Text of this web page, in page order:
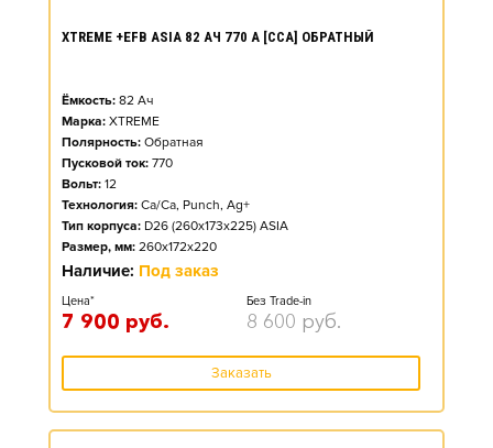
XTREME +EFB ASIA 82 АЧ 770 А [CCA] ОБРАТНЫЙ
Ёмкость: 82 Ач
Марка: XTREME
Полярность: Обратная
Пусковой ток: 770
Вольт: 12
Технология: Ca/Ca, Punch, Ag+
Тип корпуса: D26 (260x173x225) ASIA
Размер, мм: 260x172x220
Наличие: Под заказ
Цена*
7 900 руб.
Без Trade-in
8 600 руб.
Заказать